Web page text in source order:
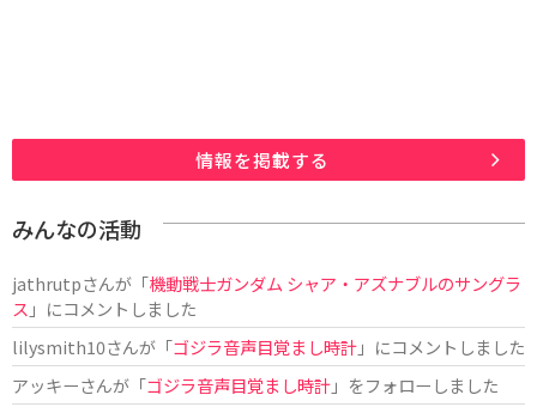
情報を掲載する
みんなの活動
jathrutpさんが「機動戦士ガンダム シャア・アズナブルのサングラ
ス 」にコメントしました
lilysmith10さんが「ゴジラ音声目覚まし時計」にコメントしました
アッキーさんが「ゴジラ音声目覚まし時計」をフォローしました